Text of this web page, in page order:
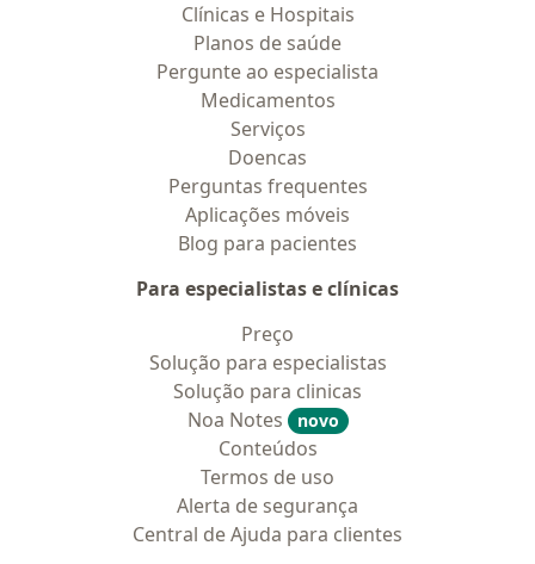
Clínicas e Hospitais
Planos de saúde
Pergunte ao especialista
Medicamentos
Serviços
Doencas
Perguntas frequentes
Aplicações móveis
Blog para pacientes
Para especialistas e clínicas
Preço
Solução para especialistas
Solução para clinicas
Noa Notes
novo
Conteúdos
Termos de uso
Alerta de segurança
Central de Ajuda para clientes